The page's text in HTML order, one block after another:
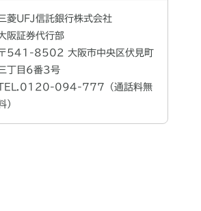
菱UFJ信託銀行株式会社
阪証券代行部
541-8502 大阪市中央区伏見町
丁目6番3号
094-777（通話料無
）